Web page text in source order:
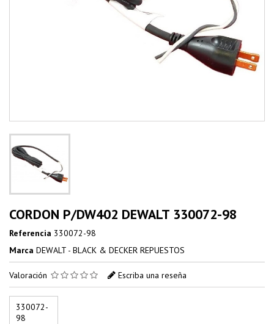
CORDON P/DW402 DEWALT 330072-98
Referencia 330072-98
Marca DEWALT - BLACK & DECKER REPUESTOS
Valoración Escriba una reseña
330072-
98